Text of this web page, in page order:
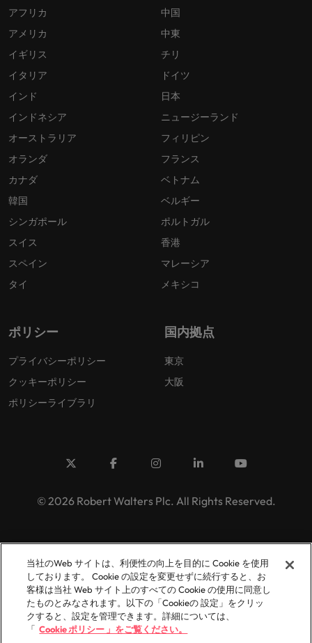
アフリカ
アメリカ
イギリス
イタリア
インド
インドネシア
オーストラリア
オランダ
カナダ
韓国
シンガポール
スイス
スペイン
タイ
中国
中東
チリ
ドイツ
日本
ニュージーランド
フィリピン
フランス
ベトナム
ベルギー
ポルトガル
香港
マレーシア
メキシコ
ポリシー
プライバシーポリシー
クッキーポリシー
ポリシーライブラリ
国内拠点
東京
大阪
© 2026 Robert Walters Plc. All Rights Reserved.
当社のWeb サイトは、利便性の向上を目的に Cookie を使用
しております。 Cookie の設定を変更せずに続行すると、お
客様は当社 Web サイト上のすべての Cookie の使用に同意し
たものとみなされます。以下の「Cookieの 設定」をクリッ
クすると、設定を管理できます。詳細については、
「 Cookie ポリシー 」をご覧ください。